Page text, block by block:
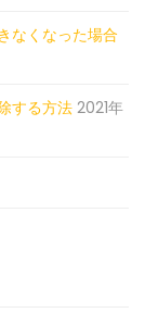
なくなった場合
する方法 2021年